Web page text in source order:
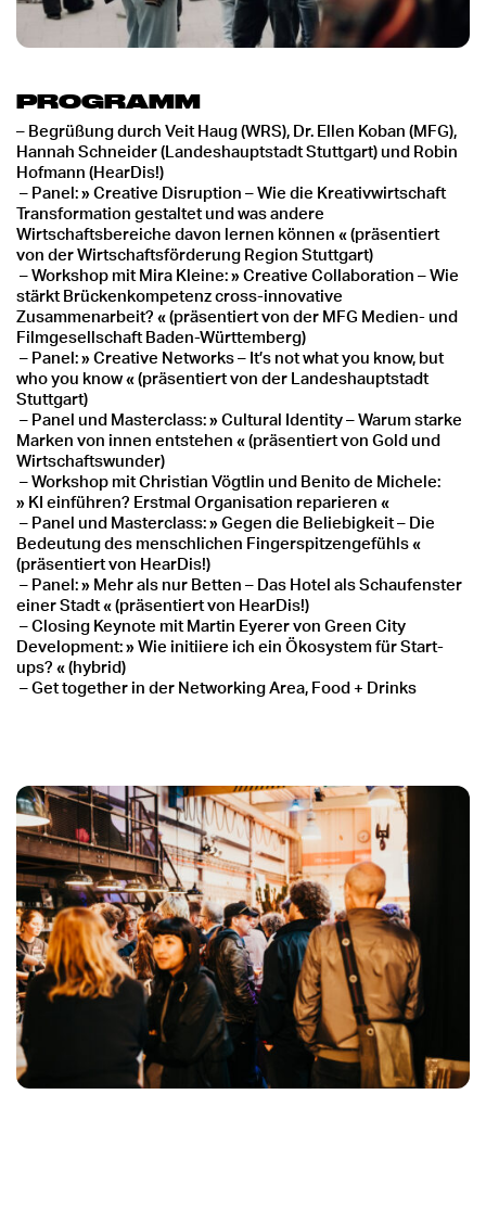
PROGRAMM
– Begrüßung durch Veit Haug (WRS), Dr. Ellen Koban (MFG),
Hannah Schneider (Landeshauptstadt Stuttgart) und Robin
Hofmann (HearDis!)
– Panel: » Creative Disruption – Wie die Kreativwirtschaft
Transformation gestaltet und was andere
Wirtschaftsbereiche davon lernen können « (präsentiert
von der Wirtschaftsförderung Region Stuttgart)
– Workshop mit Mira Kleine: » Creative Collaboration – Wie
stärkt Brückenkompetenz cross-innovative
Zusammenarbeit? « (präsentiert von der MFG Medien- und
Filmgesellschaft Baden-Württemberg)
– Panel: » Creative Networks – It’s not what you know, but
who you know « (präsentiert von der Landeshauptstadt
Stuttgart)
– Panel und Masterclass: » Cultural Identity – Warum starke
Marken von innen entstehen « (präsentiert von Gold und
Wirtschaftswunder)
– Workshop mit Christian Vögtlin und Benito de Michele:
» KI einführen? Erstmal Organisation reparieren «
– Panel und Masterclass: » Gegen die Beliebigkeit – Die
Bedeutung des menschlichen Fingerspitzengefühls «
(präsentiert von HearDis!)
– Panel: » Mehr als nur Betten – Das Hotel als Schaufenster
einer Stadt « (präsentiert von HearDis!)
– Closing Keynote mit Martin Eyerer von Green City
Development: » Wie initiiere ich ein Ökosystem für Start-
ups? « (hybrid)
– Get together in der Networking Area, Food + Drinks